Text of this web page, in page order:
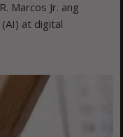
Marcos Jr. ang
at digital